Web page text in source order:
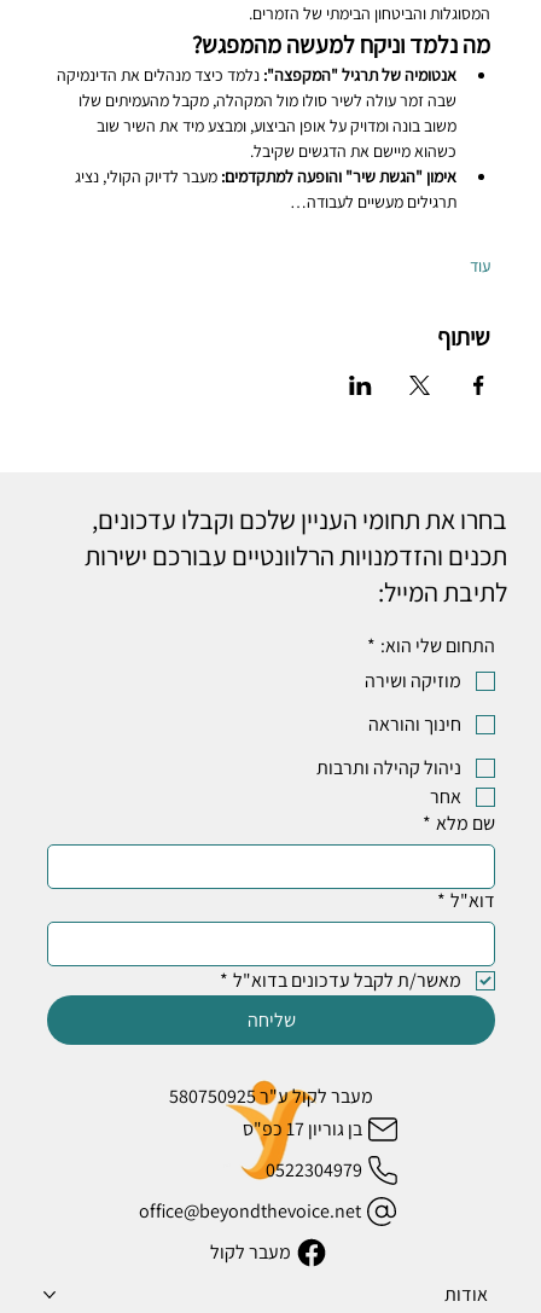
המסוגלות והביטחון הבימתי של הזמרים.
מה נלמד וניקח למעשה מהמפגש?
אנטומיה של תרגיל "המקפצה": נלמד כיצד מנהלים את הדינמיקה
שבה זמר עולה לשיר סולו מול המקהלה, מקבל מהעמיתים שלו
משוב בונה ומדויק על אופן הביצוע, ומבצע מיד את השיר שוב
כשהוא מיישם את הדגשים שקיבל.
אימון "הגשת שיר" והופעה למתקדמים: מעבר לדיוק הקולי, נציג
תרגילים מעשיים לעבודה…
עוד
שיתוף
מעבר לקול ע"ר 580750925
בן גוריון 17 כפ"ס
0522304979
office@beyondthevoice.net
מעבר לקול
אודות
בחרו את תחומי העניין שלכם וקבלו עדכונים,
תכנים והזדמנויות הרלוונטיים עבורכם ישירות
לתיבת המייל:
התחום שלי הוא: *
מוזיקה ושירה
חינוך והוראה
ניהול קהילה ותרבות
אחר
שם מלא *
דוא"ל *
מאשר/ת לקבל עדכונים בדוא"ל *
שליחה